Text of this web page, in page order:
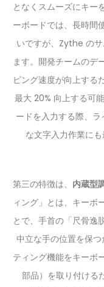
となくスムーズにキー
ーボードでは、長時間
いですが、Zythe の
ます。開発チームのデ
ピング速度が向上する
最大 20% 向上する可
ードを入力する際、
な文字入力作業に
第三の特徴は、 内蔵型
ィング」とは、キーボ
とで、手首の「尺骨逸
中立な手の位置を保
ティング機能をキーボ
部品）を取り付ける